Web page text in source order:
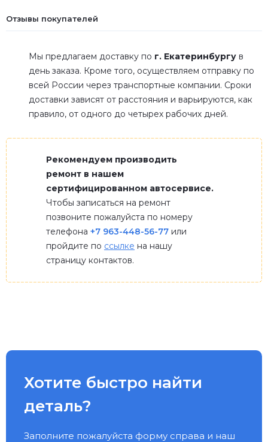
Отзывы покупателей
Мы предлагаем доставку по г. Екатеринбургу в
день заказа. Кроме того, осуществляем отправку по
всей России через транспортные компании. Сроки
доставки зависят от расстояния и варьируются, как
правило, от одного до четырех рабочих дней.
Рекомендуем производить
ремонт в нашем
сертифицированном автосервисе.
Чтобы записаться на ремонт
позвоните пожалуйста по номеру
телефона +7 963-448-56-77 или
пройдите по ссылке на нашу
страницу контактов.
Хотите быстро найти
деталь?
Заполните пожалуйста форму справа и наш